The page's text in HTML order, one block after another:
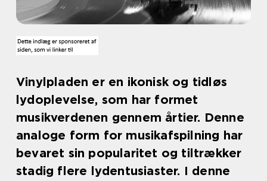
Vinylpladen er en ikonisk og tidløs
lydoplevelse, som har formet
musikverdenen gennem årtier. Denne
analoge form for musikafspilning har
bevaret sin popularitet og tiltrækker
stadig flere lydentusiaster. I denne